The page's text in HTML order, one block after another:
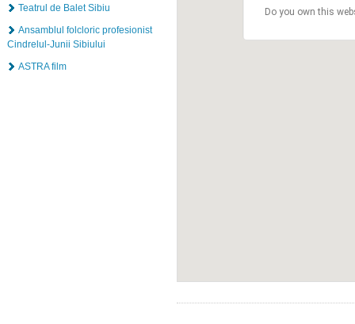
Teatrul de Balet Sibiu
Ansamblul folcloric profesionist
Cindrelul-Junii Sibiului
ASTRA film
Do you own this